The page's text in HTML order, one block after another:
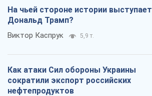
На чьей стороне истории выступает
Дональд Трамп?
Виктор Каспрук 5,9 т.
Как атаки Сил обороны Украины
сократили экспорт российских
нефтепродуктов